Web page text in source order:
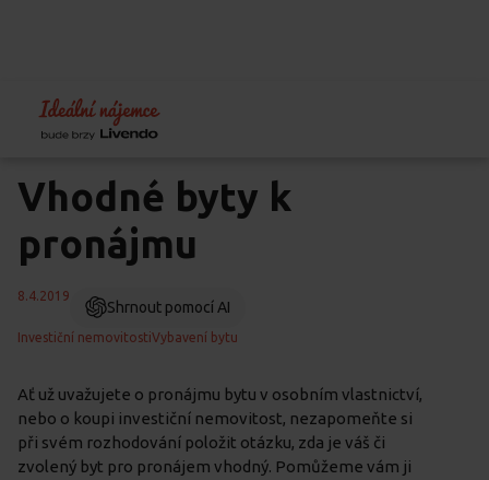
Home Blog Jak pronajímat byt
Vhodné byty k
pronájmu
8.4.2019
Shrnout pomocí AI
Investiční nemovitostiVybavení bytu
Ať už uvažujete o pronájmu bytu v osobním vlastnictví,
nebo o koupi investiční nemovitost, nezapomeňte si
při svém rozhodování položit otázku, zda je váš či
zvolený byt pro pronájem vhodný. Pomůžeme vám ji